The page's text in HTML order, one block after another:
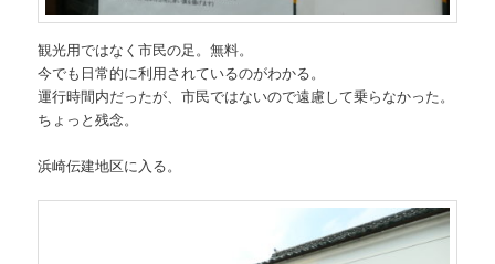
観光用ではなく市民の足。無料。
今でも日常的に利用されているのがわかる。
運行時間内だったが、市民ではないので遠慮して乗らなかった。
ちょっと残念。
浜崎伝建地区に入る。